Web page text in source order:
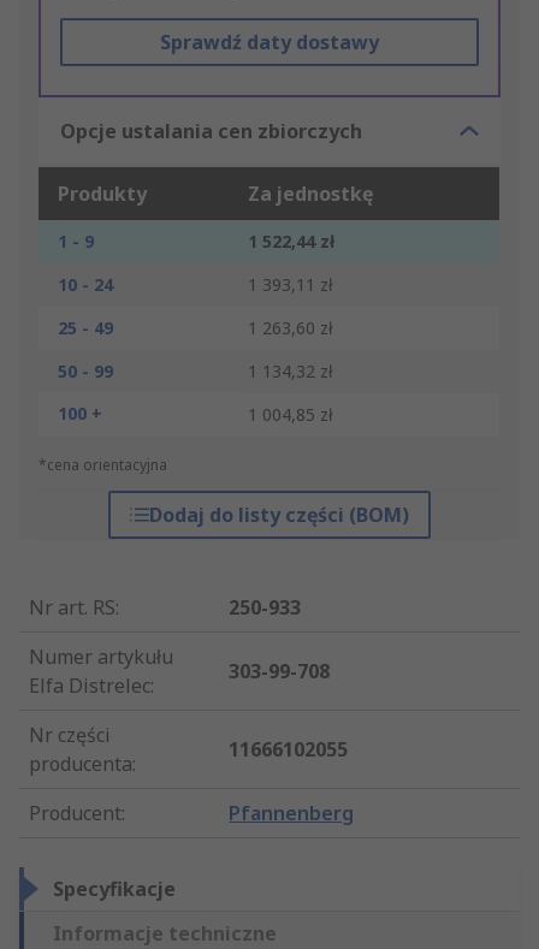
Sprawdź daty dostawy
Opcje ustalania cen zbiorczych
Produkty Za jednostkę
1 - 9
1 522,44 zł
10 - 24
1 393,11 zł
25 - 49
1 263,60 zł
50 - 99
1 134,32 zł
100 +
1 004,85 zł
*cena orientacyjna
Dodaj do listy części (BOM)
Nr art. RS:
250-933
Numer artykułu
Elfa Distrelec:
303-99-708
Nr części
producenta:
11666102055
Producent: Pfannenberg
Specyfikacje
Informacje techniczne